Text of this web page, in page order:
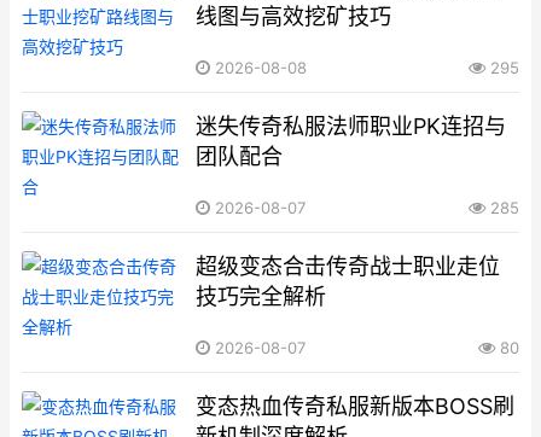
线图与高效挖矿技巧
2026-08-08 295
迷失传奇私服法师职业PK连招与
团队配合
2026-08-07 285
超级变态合击传奇战士职业走位
技巧完全解析
2026-08-07 80
变态热血传奇私服新版本BOSS刷